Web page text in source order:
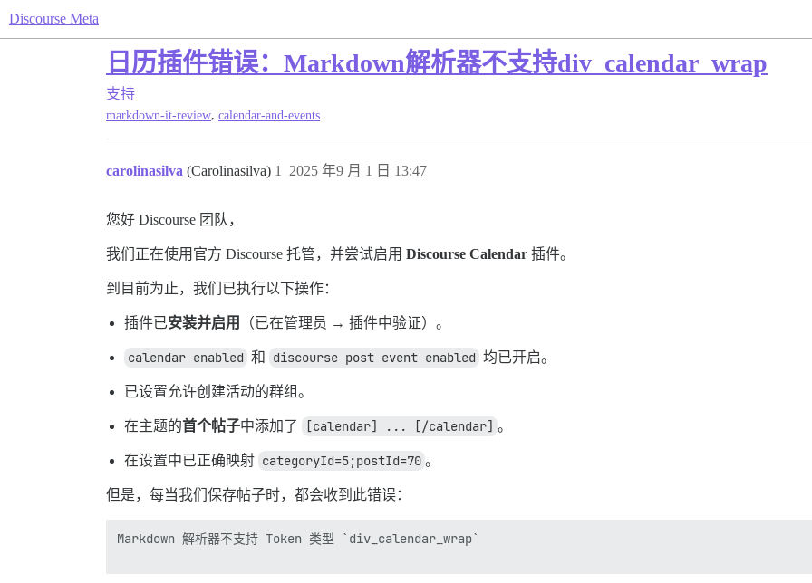
Discourse Meta
日历插件错误：Markdown解析器不支持div_calendar_wrap
支持
markdown-it-review, calendar-and-events
carolinasilva (Carolinasilva) 2025 年9 月 1 日 13:47
1
您好 Discourse 团队，
我们正在使用官方 Discourse 托管，并尝试启用 Discourse Calendar 插件。
到目前为止，我们已执行以下操作：
插件已安装并启用 （已在管理员 → 插件中验证）。
calendar enabled 和 discourse post event enabled 均已开启。
已设置允许创建活动的群组。
在主题的首个帖子中添加了 [calendar] ... [/calendar] 。
在设置中已正确映射 categoryId=5;postId=70 。
但是，每当我们保存帖子时，都会收到此错误：
Markdown 解析器不支持 Token 类型 `div_calendar_wrap`